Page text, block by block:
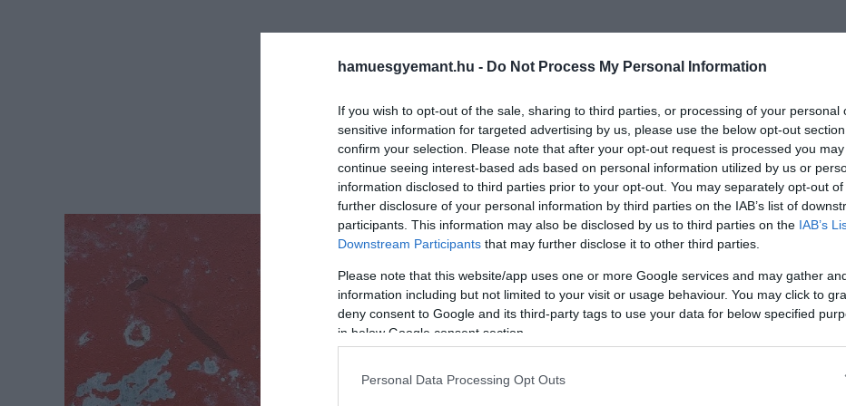
hamuesgyemant.hu - Do Not Process My Personal Information
If you wish to opt-out of the sale, sharing to third parties, or processing of your personal
sensitive information for targeted advertising by us, please use the below opt-out
confirm your selection. Please note that after your opt-out request is processed you may
continue seeing interest-based ads based on personal information utilized by us or
information disclosed to third parties prior to your opt-out. You may separately opt-out of
further disclosure of your personal information by third parties on the IAB’s list of
participants. This information may also be disclosed by us to third parties on the IAB’s
Downstream Participants that may further disclose it to other third parties.
Please note that this website/app uses one or more Google services and may gather
information including but not limited to your visit or usage behaviour. You may click to
deny consent to Google and its third-party tags to use your data for below specified
in below Google consent section.
Personal Data Processing Opt Outs2025. MÁJUS 14. ● HAMU ÉS GYÉMÁNT